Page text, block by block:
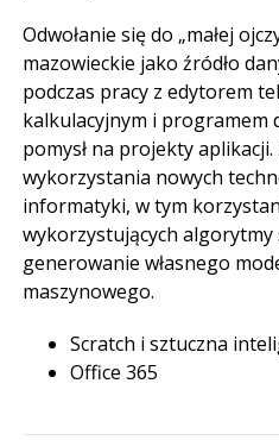
Odwołanie się do „małej
mazowieckie jako źródło
podczas pracy z edytorem
kalkulacyjnym i programem
pomysł na projekty
wykorzystania nowych
informatyki, w tym
wykorzystujących
generowanie własnego
maszynowego.
Scratch i sztuczna
Office 365